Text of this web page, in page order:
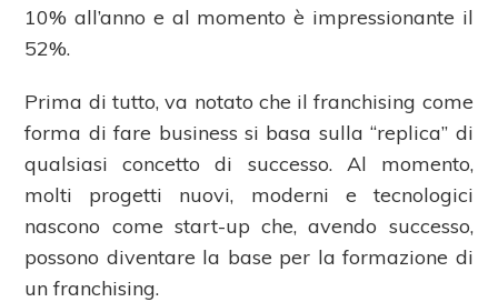
10% all’anno e al momento è impressionante il
52%.
Prima di tutto, va notato che il franchising come
forma di fare business si basa sulla “replica” di
qualsiasi concetto di successo. Al momento,
molti progetti nuovi, moderni e tecnologici
nascono come start-up che, avendo successo,
possono diventare la base per la formazione di
un franchising.